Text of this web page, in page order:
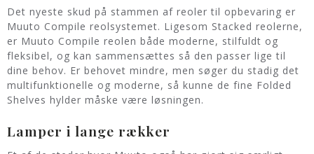
Det nyeste skud på stammen af reoler til opbevaring er
Muuto Compile reolsystemet. Ligesom Stacked reolerne,
er Muuto Compile reolen både moderne, stilfuldt og
fleksibel, og kan sammensættes så den passer lige til
dine behov. Er behovet mindre, men søger du stadig det
multifunktionelle og moderne, så kunne de fine Folded
Shelves hylder måske være løsningen.
Lamper i lange rækker